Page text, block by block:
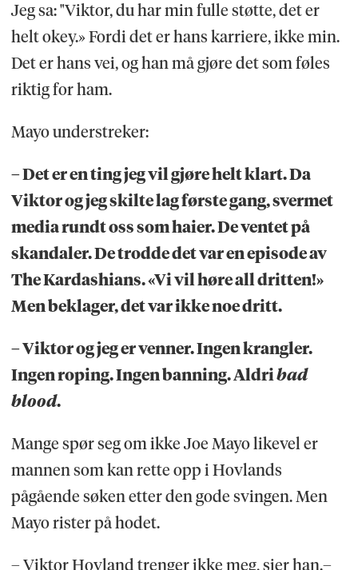
Jeg sa: "Viktor, du har min fulle støtte, det er
helt okey.» Fordi det er hans karriere, ikke min.
Det er hans vei, og han må gjøre det som føles
riktig for ham.
Mayo understreker:
– Det er en ting jeg vil gjøre helt klart. Da
Viktor og jeg skilte lag første gang, svermet
media rundt oss som haier. De ventet på
skandaler. De trodde det var en episode av
The Kardashians. «Vi vil høre all dritten!»
Men beklager, det var ikke noe dritt.
– Viktor og jeg er venner. Ingen krangler.
Ingen roping. Ingen banning. Aldribad
blood.
Mange spør seg om ikke Joe Mayo likevel er
mannen som kan rette opp i Hovlands
pågående søken etter den gode svingen. Men
Mayo rister på hodet.
– Viktor Hovland trenger ikke meg, sier han.–